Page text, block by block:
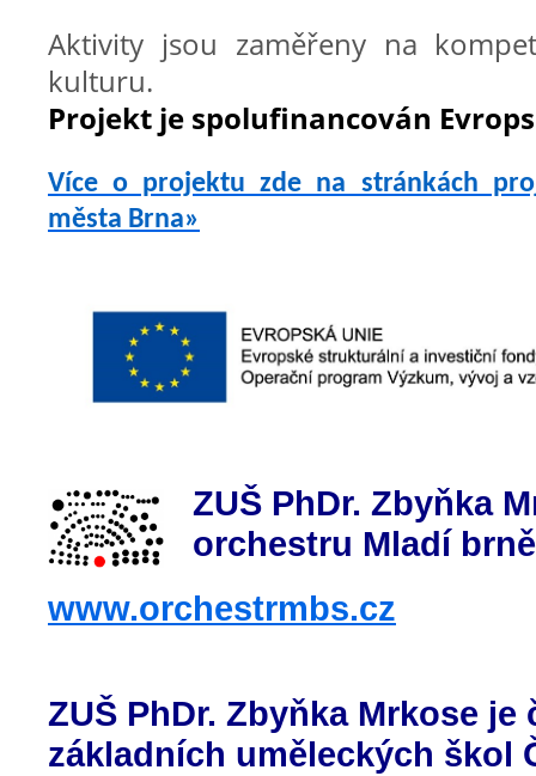
Aktivity jsou zaměřeny na
kulturu.
Projekt je spolufinancován
Více o projektu zde na stránkách
města Brna»
ZUŠ PhDr. Zbyňka
orchestru Mladí
www.orchestrmbs.cz
ZUŠ PhDr. Zbyňka Mrkose je
základních uměleckých škol